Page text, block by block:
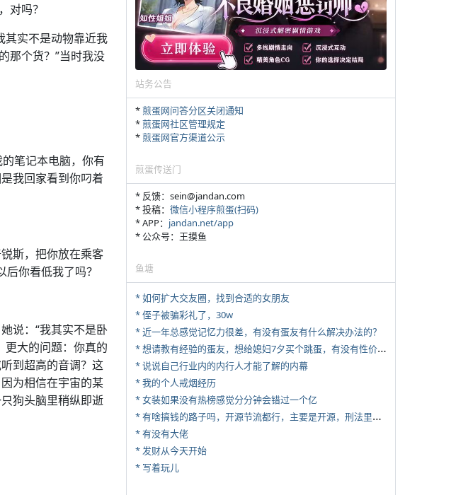
对吗？
其实不是动物靠近我
那个货？”当时我没
笔记本电脑，你有
我回家看到你叼着
斯，把你放在乘客
你看低我了吗？
说：“我其实不是卧
大的问题：你真的
到超高的音调？这
为相信在宇宙的某
狗头脑里稍纵即逝
站务公告
*煎蛋网问答分区关闭通知
*煎蛋网社区管理规定
*煎蛋网官方渠道公示
煎蛋传送门
* 反馈：sein@jandan.com
* 投稿： 微信小程序煎蛋(扫码)
* APP： jandan.net/app
* 公众号：王摸鱼
鱼塘
* 如何扩大交友圈，找到合适的女朋友
* 侄子被骗彩礼了，30w
* 近一年总感觉记忆力很差，有没有蛋友有什么解决办法的？
*
想请教有经验的蛋友，想给媳妇7夕买个跳蛋，有没有性价比高的推荐
* 说说自己行业内的内行人才能了解的内幕
* 我的个人戒烟经历
* 女装如果没有热榜感觉分分钟会错过一个亿
*
有啥搞钱的路子吗，开源节流都行，主要是开源，刑法里的咱不做
* 有没有大佬
* 发财从今天开始
* 写着玩儿